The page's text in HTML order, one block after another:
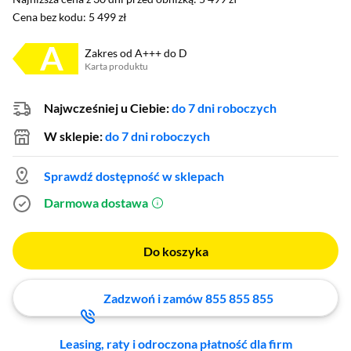
Cena bez kodu: 5 499 zł
Cena bez kodu: 5 499 zł
Zakres od A+++ do D
Karta produktu
Plik w formacie pdf
(otworzy się w nowym oknie)
Najwcześniej u Ciebie:do 7 dni roboczych
W sklepie:do 7 dni roboczych
Sprawdź dostępność w sklepach
Darmowa dostawa (otworzy się w nowym oknie)
Do koszyka
Zadzwoń i zamów 855 855 855
Leasing, raty i odroczona płatność dla firm